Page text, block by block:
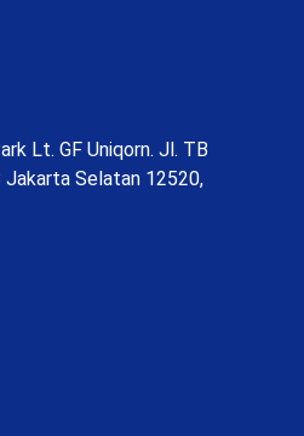
Lt. GF Uniqorn. Jl. TB
Jakarta Selatan 12520,